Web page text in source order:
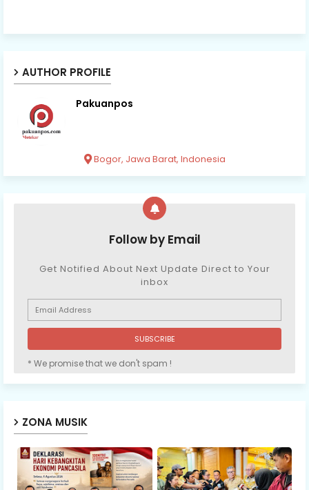
AUTHOR PROFILE
Pakuanpos
Bogor, Jawa Barat, Indonesia
Follow by Email
Get Notified About Next Update Direct to Your
inbox
* We promise that we don't spam !
ZONA MUSIK